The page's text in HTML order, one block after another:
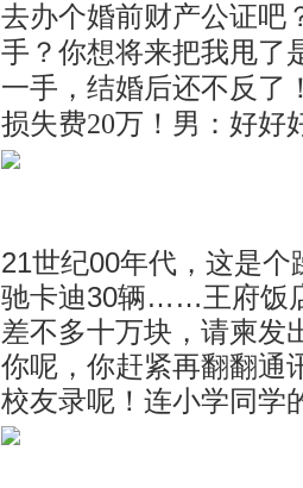
去办个婚前财产公证吧
手？你想将来把我甩了
一手，结婚后还不反了
损失费20万！男：好好
21世纪00年代，这是
驰卡迪30辆……王府饭
差不多十万块，请柬
你呢，你赶紧再翻翻通
校友录呢！连小学同